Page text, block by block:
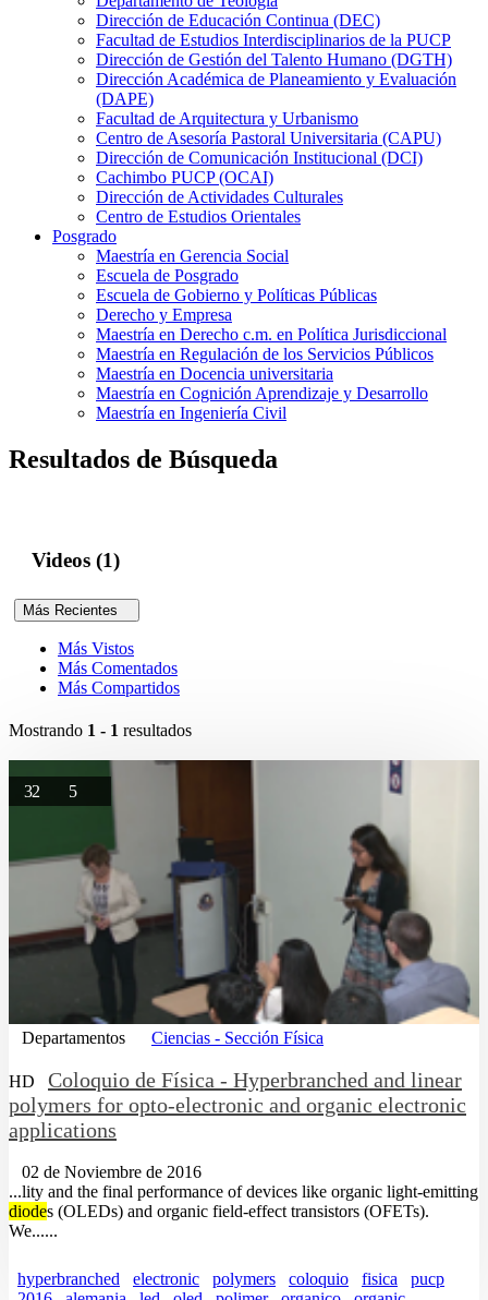
Dirección de Educación Continua (DEC)
Facultad de Estudios Interdisciplinarios de la PUCP
Dirección de Gestión del Talento Humano (DGTH)
Dirección Académica de Planeamiento y Evaluación
(DAPE)
Facultad de Arquitectura y Urbanismo
Centro de Asesoría Pastoral Universitaria (CAPU)
Dirección de Comunicación Institucional (DCI)
Cachimbo PUCP (OCAI)
Dirección de Actividades Culturales
Centro de Estudios Orientales
Posgrado
Maestría en Gerencia Social
Escuela de Posgrado
Escuela de Gobierno y Políticas Públicas
Derecho y Empresa
Maestría en Derecho c.m. en Política Jurisdiccional
Maestría en Regulación de los Servicios Públicos
Maestría en Docencia universitaria
Maestría en Cognición Aprendizaje y Desarrollo
Maestría en Ingeniería Civil
Resultados de Búsqueda
Videos (1)
Más Recientes
Más Vistos
Más Comentados
Más Compartidos
Mostrando 1 - 1 resultados
32 5
Departamentos Ciencias - Sección Física
HD
Coloquio de Física - Hyperbranched and linear
polymers for opto-electronic and organic electronic
applications
02 de Noviembre de 2016
...lity and the final performance of devices like organic light-emitting
diodes (OLEDs) and organic field-effect transistors (OFETs).
We......
hyperbranched electronic polymers coloquio fisica
pucp